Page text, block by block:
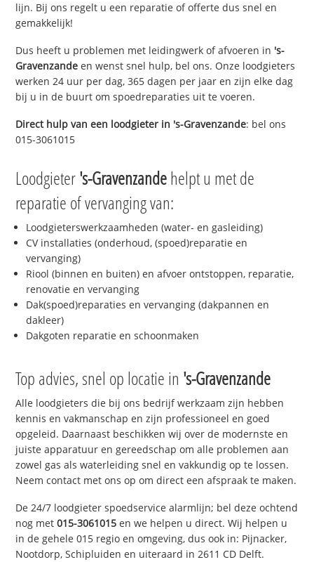
lijn. Bij ons regelt u een reparatie of offerte dus snel en
gemakkelijk!
Dus heeft u problemen met leidingwerk of afvoeren in 's-
Gravenzande en wenst snel hulp, bel ons. Onze loodgieters
werken 24 uur per dag, 365 dagen per jaar en zijn elke dag
bij u in de buurt om spoedreparaties uit te voeren.
Direct hulp van een loodgieter in 's-Gravenzande: bel ons
015-3061015
Loodgieter's-Gravenzandehelpt u met de
reparatie of vervanging van:
Loodgieterswerkzaamheden (water- en gasleiding)
CV installaties (onderhoud, (spoed)reparatie en
vervanging)
Riool (binnen en buiten) en afvoer ontstoppen, reparatie,
renovatie en vervanging
Dak(spoed)reparaties en vervanging (dakpannen en
dakleer)
Dakgoten reparatie en schoonmaken
Top advies, snel op locatie in 's-Gravenzande
Alle loodgieters die bij ons bedrijf werkzaam zijn hebben
kennis en vakmanschap en zijn professioneel en goed
opgeleid. Daarnaast beschikken wij over de modernste en
juiste apparatuur en gereedschap om alle problemen aan
zowel gas als waterleiding snel en vakkundig op te lossen.
Neem contact met ons op om direct een afspraak te maken.
De 24/7 loodgieter spoedservice alarmlijn; bel deze ochtend
nog met015-3061015 en we helpen u direct. Wij helpen u
in de gehele 015 regio en omgeving, dus ook in: Pijnacker,
Nootdorp, Schipluiden en uiteraard in 2611 CD Delft.